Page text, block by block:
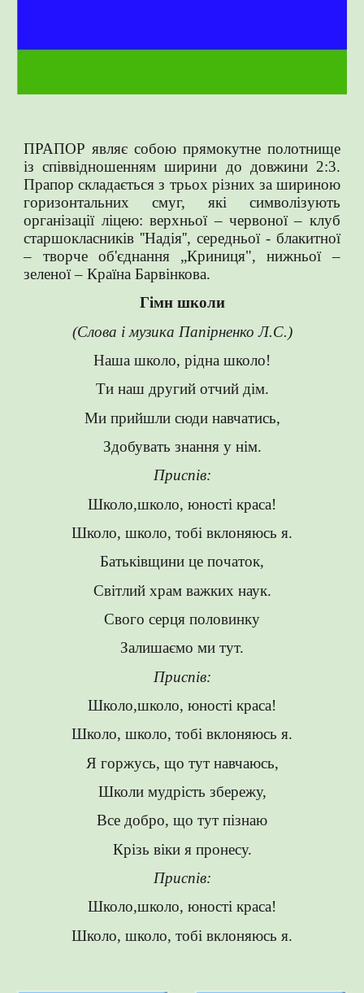
ПРАПОР являє собою прямокутне полотнище
із співвідношен­ням ширини до довжини 2:3.
Прапор складається з трьох різних за шириною
горизонтальних смуг, які символізують
організації ліцею: верхньої – червоної – клуб
старшокласників ''Надія'', середньої - блакитної
– творче об'єднання „Криниця", нижньої –
зеленої – Країна Барвінкова.
Гімн школи
(Слова і музика Папірненко Л.С.)
Наша школо, рідна школо!
Ти наш другий отчий дім.
Ми прийшли сюди навчатись,
Здобувать знання у нім.
Приспів:
Школо,школо, юності краса!
Школо, школо, тобі вклоняюсь я.
Батьківщини це початок,
Світлий храм важких наук.
Свого серця половинку
Залишаємо ми тут.
Приспів:
Школо,школо, юності краса!
Школо, школо, тобі вклоняюсь я.
Я горжусь, що тут навчаюсь,
Школи мудрість збережу,
Все добро, що тут пізнаю
Крізь віки я пронесу.
Приспів:
Школо,школо, юності краса!
Школо, школо, тобі вклоняюсь я.